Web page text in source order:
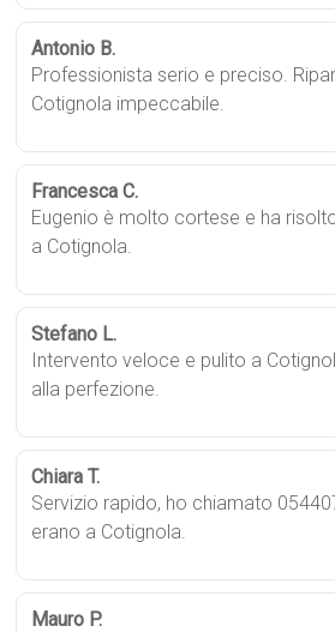
Antonio B.
Professionista serio e preciso.
Cotignola impeccabile.
Francesca C.
Eugenio è molto cortese e ha
a Cotignola.
Stefano L.
Intervento veloce e pulito a
alla perfezione.
Chiara T.
Servizio rapido, ho chiamato
erano a Cotignola.
Mauro P.